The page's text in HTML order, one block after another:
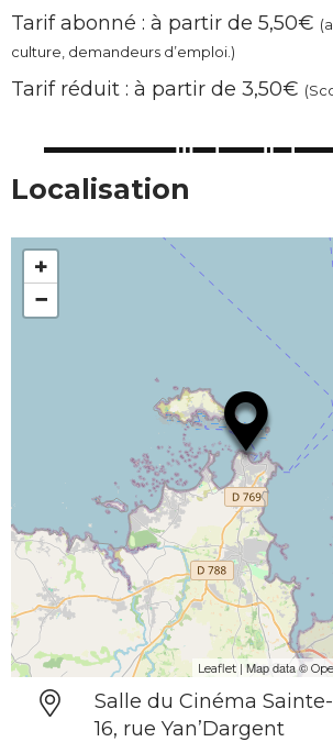
Tarif abonné : à partir de 5,50€
culture, demandeurs d’emploi.)
Tarif réduit : à partir de 3,50€
Localisation
+
−
Leaflet | Map data ©
Salle du Cinéma
16, rue Yan’Dargent